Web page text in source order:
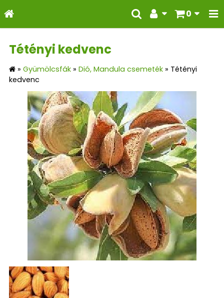
0
Tétényi kedvenc
» Gyümölcsfák » Dió, Mandula csemeték » Tétényi
kedvenc